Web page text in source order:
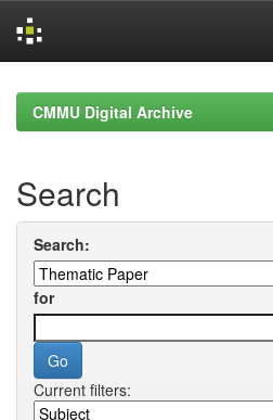
navigationCMMU Digital Archive
Search
Search:
for
Current filters: